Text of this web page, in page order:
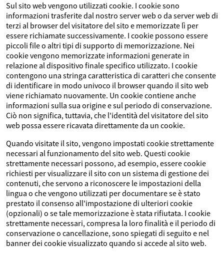
Sul sito web vengono utilizzati cookie. I cookie sono
informazioni trasferite dal nostro server web o da server web di
terzi al browser del visitatore del sito e memorizzate lì per
essere richiamate successivamente. I cookie possono essere
piccoli file o altri tipi di supporto di memorizzazione. Nei
cookie vengono memorizzate informazioni generate in
relazione al dispositivo finale specifico utilizzato. I cookie
contengono una stringa caratteristica di caratteri che consente
di identificare in modo univoco il browser quando il sito web
viene richiamato nuovamente. Un cookie contiene anche
informazioni sulla sua origine e sul periodo di conservazione.
Ciò non significa, tuttavia, che l'identità del visitatore del sito
web possa essere ricavata direttamente da un cookie.
Quando visitate il sito, vengono impostati cookie strettamente
necessari al funzionamento del sito web. Questi cookie
strettamente necessari possono, ad esempio, essere cookie
richiesti per visualizzare il sito con un sistema di gestione dei
contenuti, che servono a riconoscere le impostazioni della
lingua o che vengono utilizzati per documentare se è stato
prestato il consenso all'impostazione di ulteriori cookie
(opzionali) o se tale memorizzazione è stata rifiutata. I cookie
strettamente necessari, compresa la loro finalità e il periodo di
conservazione o cancellazione, sono spiegati di seguito e nel
banner dei cookie visualizzato quando si accede al sito web.